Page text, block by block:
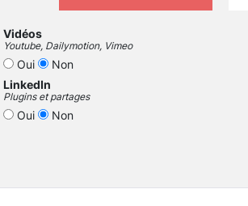
Vidéos
Youtube, Dailymotion, Vimeo
Oui
Non
LinkedIn
Plugins et partages
Oui
Non